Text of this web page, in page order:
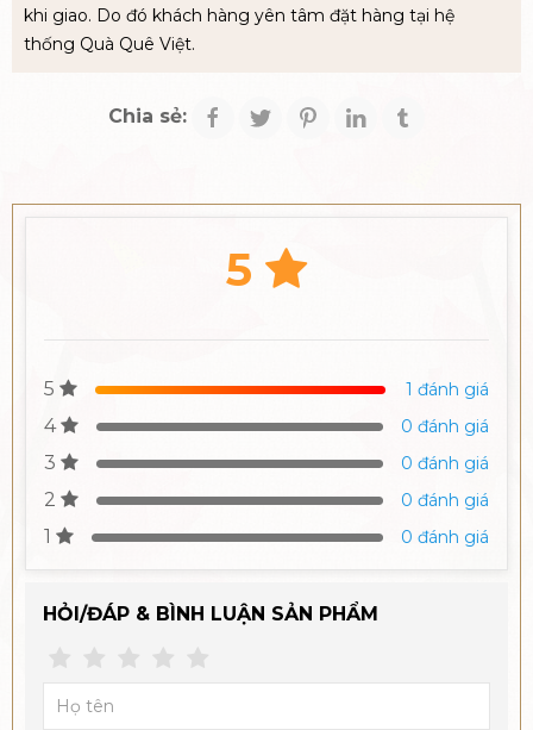
khi giao. Do đó khách hàng yên tâm đặt hàng tại hệ
thống Quà Quê Việt.
Chia sẻ:
5
5 1 đánh giá
4 0 đánh giá
3 0 đánh giá
2 0 đánh giá
1 0 đánh giá
HỎI/ĐÁP & BÌNH LUẬN SẢN PHẨM